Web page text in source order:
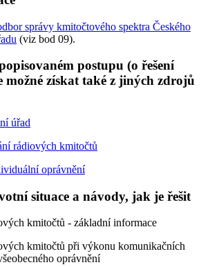
správy kmitočtového spektra Českého
(viz bod 09).
postupu (o řešení
možné získat také z jiných zdrojů
úřad
rádiových kmitočtů
oprávnění
situace a návody, jak je řešit
kmitočtů - základní informace
kmitočtů při výkonu komunikačních
oprávnění